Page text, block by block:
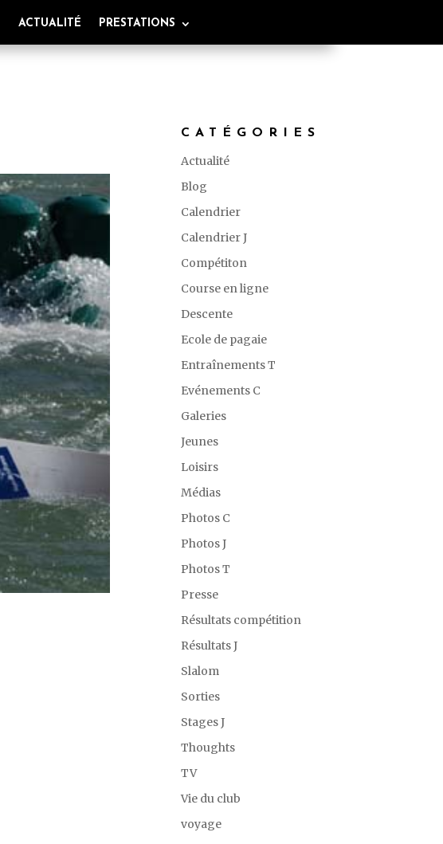
ACTUALITÉ PRESTATIONS
CATÉGORIES
Actualité
Blog
Calendrier
Calendrier J
Compétiton
Course en ligne
Descente
Ecole de pagaie
Entraînements T
Evénements C
Galeries
Jeunes
Loisirs
Médias
Photos C
Photos J
Photos T
Presse
Résultats compétition
Résultats J
Slalom
Sorties
Stages J
Thoughts
TV
Vie du club
voyage